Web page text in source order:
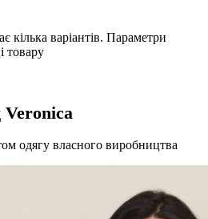
кілька варіантів. Параметри
товару
Veronica
одягу власного виробництва